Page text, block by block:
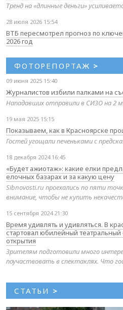
Тренд на «длинные деньги»
28 июля 2026 15:54
ВТБ пересмотрел прогноз по
2026 год
ФОТОРЕПОРТАЖ >
09 июня 2025 15:40
Журналистов избили палками на
Нападавших отправили в СИЗО на 2
19 мая 2025 15:15
Показываем, как в Красноярске
Гостей угощали печеньками с
18 декабря 2024 16:45
«Будет ажиотаж»: какие елки
елочных базарах и за какую цену
Sibnovosti.ru проехались по пяти
внимание, чтобы не купить
15 сентября 2024 21:30
Время удивлять и удивляться. В
стартовал юбилейный
открытия
Зрителям подготовили много
поучаствовать в спектаклях. Что
СТАТЬИ >